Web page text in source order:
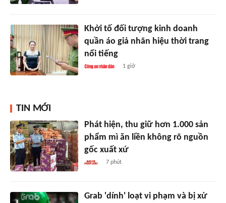
Khởi tố đối tượng kinh doanh
quần áo giả nhãn hiệu thời trang
nổi tiếng
1 giờ
TIN MỚI
Phát hiện, thu giữ hơn 1.000 sản
phẩm mì ăn liền không rõ nguồn
gốc xuất xứ
7 phút
Grab 'dính' loạt vi phạm và bị xử